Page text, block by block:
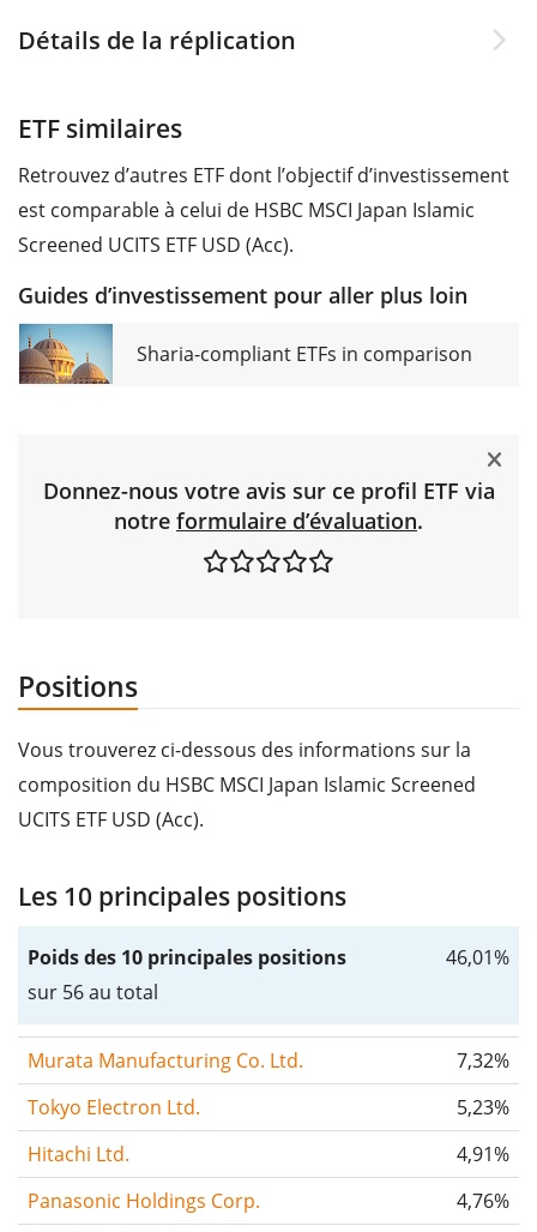
Détails de la réplication
ETF similaires
Retrouvez d’autres ETF dont l’objectif d’investissement
est comparable à celui de HSBC MSCI Japan Islamic
Screened UCITS ETF USD (Acc).
Guides d’investissement pour aller plus loin
Sharia-compliant ETFs in comparison
Donnez-nous votre avis sur ce profil ETF via
notre formulaire d’évaluation.
Positions
Vous trouverez ci-dessous des informations sur la
composition du HSBC MSCI Japan Islamic Screened
UCITS ETF USD (Acc).
Les 10 principales positions
Poids des 10 principales positions
sur 56 au total
46,01%
Murata Manufacturing Co. Ltd.
7,32%
Tokyo Electron Ltd.
5,23%
Hitachi Ltd.
4,91%
Panasonic Holdings Corp.
4,76%